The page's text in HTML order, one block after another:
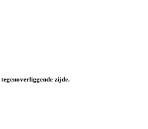
zijde.